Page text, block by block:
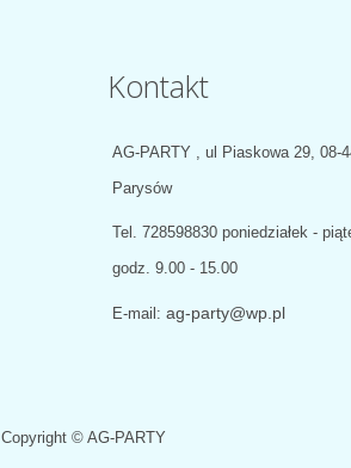
Kontakt
AG-PARTY , ul Piaskowa 29, 08-
Parysów
Tel. 728598830 poniedziałek -
godz. 9.00 - 15.00
E-mail: ag-party@wp.pl
Copyright © AG-PARTY